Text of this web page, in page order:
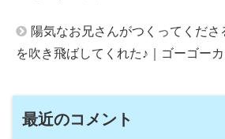
陽気なお兄さんがつくってくださ
を吹き飛ばしてくれた♪｜ゴーゴー
最近のコメント